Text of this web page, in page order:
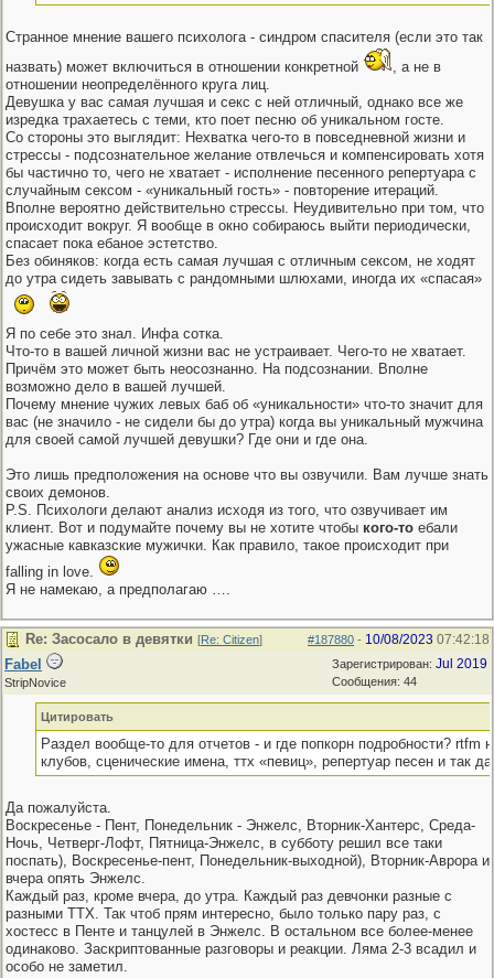
Странное мнение вашего психолога - синдром спасителя (если это так
назвать) может включиться в отношении конкретной
, а не в
отношении неопределённого круга лиц.
Девушка у вас самая лучшая и секс с ней отличный, однако все же
изредка трахаетесь с теми, кто поет песню об уникальном госте.
Со стороны это выглядит: Нехватка чего-то в повседневной жизни и
стрессы - подсознательное желание отвлечься и компенсировать хотя
бы частично то, чего не хватает - исполнение песенного репертуара с
случайным сексом - «уникальный гость» - повторение итераций.
Вполне вероятно действительно стрессы. Неудивительно при том, что
происходит вокруг. Я вообще в окно собираюсь выйти периодически,
спасает пока ебаное эстетство.
Без обиняков: когда есть самая лучшая с отличным сексом, не ходят
до утра сидеть завывать с рандомными шлюхами, иногда их «спасая»
Я по себе это знал. Инфа сотка.
Что-то в вашей личной жизни вас не устраивает. Чего-то не хватает.
Причём это может быть неосознанно. На подсознании. Вполне
возможно дело в вашей лучшей.
Почему мнение чужих левых баб об «уникальности» что-то значит для
вас (не значило - не сидели бы до утра) когда вы уникальный мужчина
для своей самой лучшей девушки? Где они и где она.
Это лишь предположения на основе что вы озвучили. Вам лучше знать
своих демонов.
P.S. Психологи делают анализ исходя из того, что озвучивает им
клиент. Вот и подумайте почему вы не хотите чтобы кого-то ебали
ужасные кавказские мужички. Как правило, такое происходит при
falling in love.
Я не намекаю, а предполагаю ….
#187880 - 10/08/2023 07:42:18
Re: Засосало в девятки [Re: Citizen]
Зарегистрирован: Jul 2019
Сообщения: 44
Fabel
StripNovice
Цитировать
Раздел вообще-то для отчетов - и где попкорн подробности? rtfm
клубов, сценические имена, ттх «певиц», репертуар песен и так
Да пожалуйста.
Воскресенье - Пент, Понедельник - Энжелс, Вторник-Хантерс, Среда-
Ночь, Четверг-Лофт, Пятница-Энжелс, в субботу решил все таки
поспать), Воскресенье-пент, Понедельник-выходной), Вторник-Аврора и
вчера опять Энжелс.
Каждый раз, кроме вчера, до утра. Каждый раз девчонки разные с
разными ТТХ. Так чтоб прям интересно, было только пару раз, с
хостесс в Пенте и танцулей в Энжелс. В остальном все более-менее
одинаково. Заскриптованные разговоры и реакции. Ляма 2-3 всадил и
особо не заметил.